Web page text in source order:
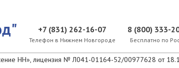
+7 (831) 262-16-07
Телефон в Нижнем Новгороде
8 (800) 333-
Бесплатно по
НН», лицензия № Л041-01164-52/00977628 от